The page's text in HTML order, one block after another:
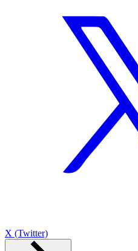
X (Twitter)